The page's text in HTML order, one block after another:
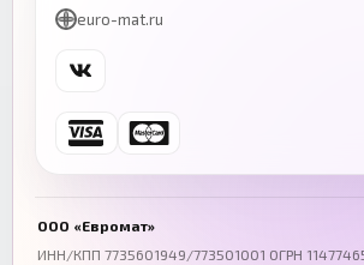
+7 (343) 300-99-67
Ростов-на-Дону
+7 (863) 333-50-75
Волгоград Омск
euro-mat.ru
ООО «Евромат»
ИНН/КПП 7735601949/773501001 ОГРН